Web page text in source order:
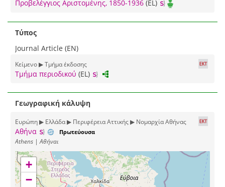
Προβελέγγιος Αριστομένης, 1850-1936 (EL)
Τύπος
Journal Article (EN)
Κείμενο ▶ Τμήμα έκδοσης
Τμήμα περιοδικού (EL)
Γεωγραφική κάλυψη
Ευρώπη ▶ Ελλάδα ▶ Περιφέρεια Αττικής ▶ Νομαρχία Αθήνας
Αθήνα Πρωτεύουσα
Athens | Αθήναι
+
−